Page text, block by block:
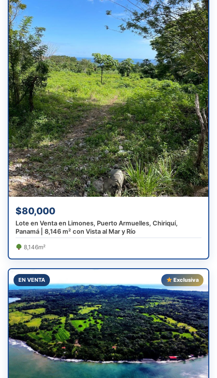
$80,000
Lote en Venta en Limones, Puerto Armuelles, Chiriquí,
Panamá | 8,146 m² con Vista al Mar y Río
8,146m²
EN VENTA Exclusiva